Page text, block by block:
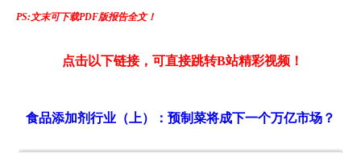
PS:文末可下载PDF版报告全文！
点击以下链接，可直接跳转B站精彩视频！
食品添加剂行业（上）：预制菜将成下一个万亿市场？